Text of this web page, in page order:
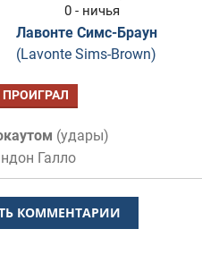
0 - ничья
Лавонте Симс-Браун
(Lavonte Sims-Brown)
ПРОИГРАЛ
(удары)
Галло
КОММЕНТАРИИ